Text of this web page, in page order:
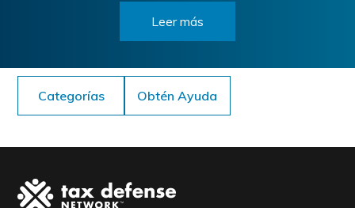
Leer más
Categorías Obtén Ayuda